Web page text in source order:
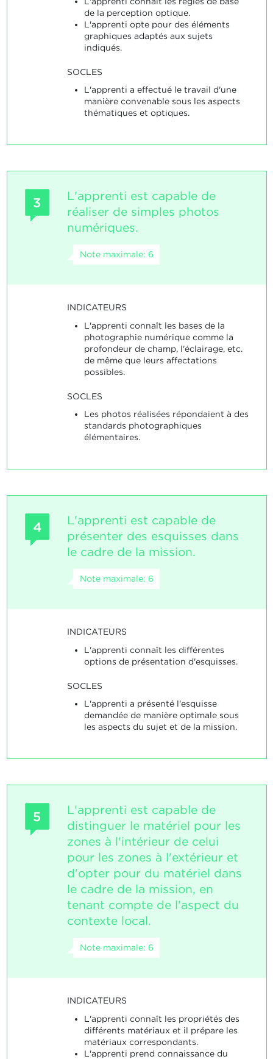
de la perception optique.
L'apprenti opte pour des éléments
graphiques adaptés aux sujets
indiqués.
SOCLES
L'apprenti a effectué le travail d'une
manière convenable sous les aspects
thématiques et optiques.
3
L'apprenti est capable de
réaliser de simples photos
numériques.
Note maximale: 6
INDICATEURS
L'apprenti connaît les bases de la
photographie numérique comme la
profondeur de champ, l'éclairage, etc.
de même que leurs affectations
possibles.
SOCLES
Les photos réalisées répondaient à des
standards photographiques
élémentaires.
4
L'apprenti est capable de
présenter des esquisses dans
le cadre de la mission.
Note maximale: 6
INDICATEURS
L'apprenti connaît les différentes
options de présentation d'esquisses.
SOCLES
L'apprenti a présenté l'esquisse
demandée de manière optimale sous
les aspects du sujet et de la mission.
5
L'apprenti est capable de
distinguer le matériel pour les
zones à l'intérieur de celui
pour les zones à l'extérieur et
d'opter pour du matériel dans
le cadre de la mission, en
tenant compte de l'aspect du
contexte local.
Note maximale: 6
INDICATEURS
L'apprenti connaît les propriétés des
différents matériaux et il prépare les
matériaux correspondants.
L'apprenti prend connaissance du